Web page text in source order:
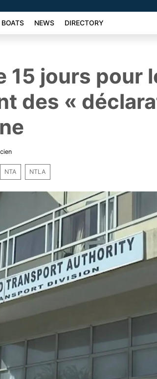
BOATS NEWS DIRECTORY
15 jours pour
des «
NTA NTLA